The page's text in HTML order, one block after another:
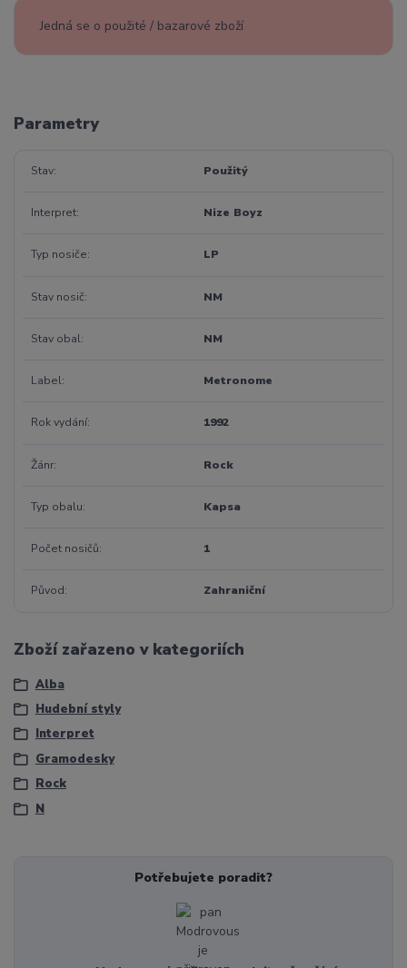
Jedná se o použité / bazarové zboží
Parametry
Stav Použitý
Interpret Nize Boyz
Typ nosiče LP
Stav nosič NM
Stav obal NM
Label Metronome
Rok vydání 1992
Žánr Rock
Typ obalu Kapsa
Počet nosičů 1
Původ Zahraniční
Zboží zařazeno v kategoriích
Alba
Hudební styly
Interpret
Gramodesky
Rock
N
Potřebujete poradit?